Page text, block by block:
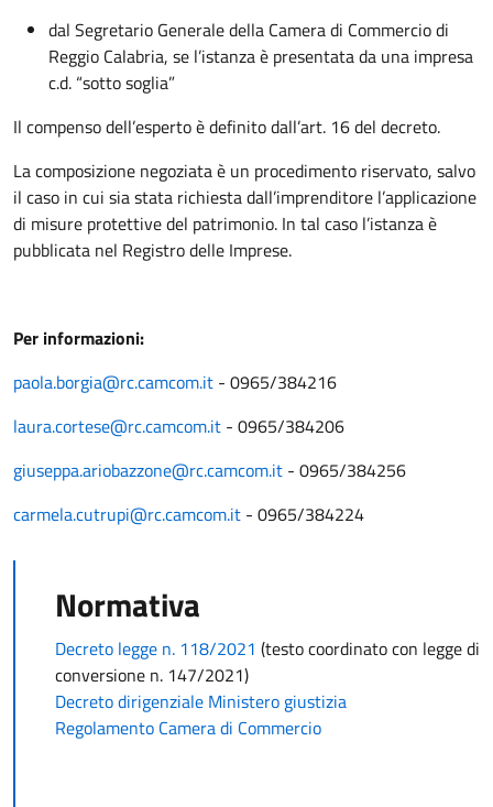
dal Segretario Generale della Camera di Commercio di
Reggio Calabria, se l’istanza è presentata da una impresa
c.d. “sotto soglia”
Il compenso dell’esperto è definito dall’art. 16 del decreto.
La composizione negoziata è un procedimento riservato, salvo
il caso in cui sia stata richiesta dall’imprenditore l’applicazione
di misure protettive del patrimonio. In tal caso l’istanza è
pubblicata nel Registro delle Imprese.
Per informazioni:
paola.borgia@rc.camcom.it - 0965/384216
laura.cortese@rc.camcom.it - 0965/384206
giuseppa.ariobazzone@rc.camcom.it - 0965/384256
carmela.cutrupi@rc.camcom.it - 0965/384224
Normativa
Decreto legge n. 118/2021 (testo coordinato con legge di
conversione n. 147/2021)
Decreto dirigenziale Ministero giustizia
Regolamento Camera di Commercio